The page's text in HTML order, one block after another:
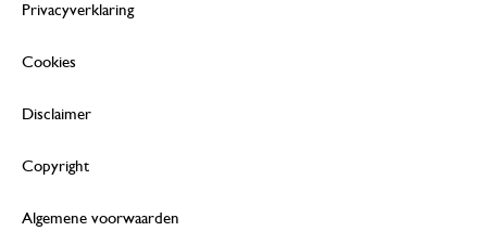
Privacyverklaring
Cookies
Disclaimer
Copyright
Algemene voorwaarden